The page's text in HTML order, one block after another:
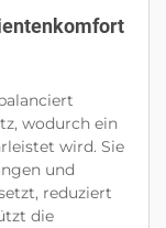
wodurch ein
wird. Sie
und
reduziert
die